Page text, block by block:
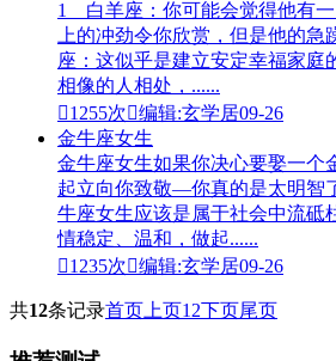
1 白羊座：你可能会觉得他有一
上的冲劲令你欣赏，但是他的
座：这似乎是建立安定幸福家庭
相像的人相处，......
1255次编辑:玄学居09-26
金牛座女生
金牛座女生如果你决心要娶一个
起立向你致敬—你真的是太明智
牛座女生应该是属于社会中流砥
情稳定、温和，做起......
1235次编辑:玄学居09-26
共12条记录首页 上页1 2下页尾页